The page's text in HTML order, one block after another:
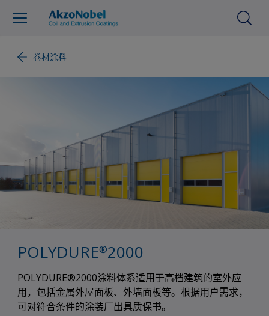
卷材涂料
POLYDURE®2000
POLYDURE®2000涂料体系适用于高档建筑的室外应
用，包括金属外屋面板、外墙面板等。根据用户需求，
可对符合条件的涂装厂出具质保书。